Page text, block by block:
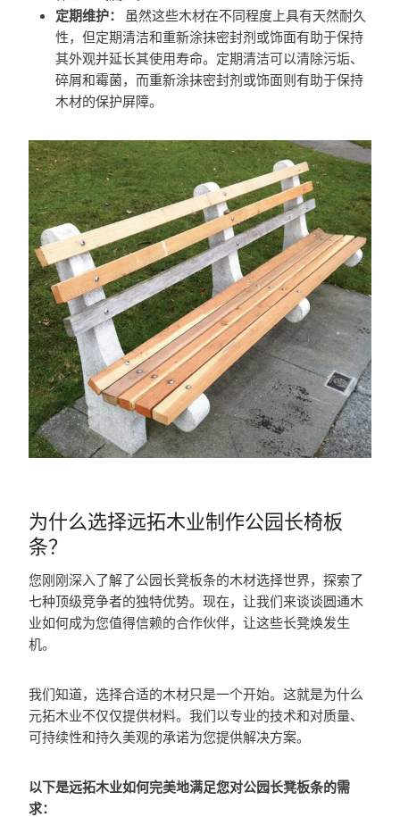
定期维护：
虽然这些木材在不同程度上具有天然耐久
性，但定期清洁和重新涂抹密封剂或饰面有助于保持
其外观并延长其使用寿命。定期清洁可以清除污垢、
碎屑和霉菌，而重新涂抹密封剂或饰面则有助于保持
木材的保护屏障。
为什么选择远拓木业制作公园长椅板
条？
您刚刚深入了解了公园长凳板条的木材选择世界，探索了
七种顶级竞争者的独特优势。现在，让我们来谈谈圆通木
业如何成为您值得信赖的合作伙伴，让这些长凳焕发生
机。
我们知道，选择合适的木材只是一个开始。这就是为什么
元拓木业不仅仅提供材料。我们以专业的技术和对质量、
可持续性和持久美观的承诺为您提供解决方案。
以下是远拓木业如何完美地满足您对公园长凳板条的需
求：